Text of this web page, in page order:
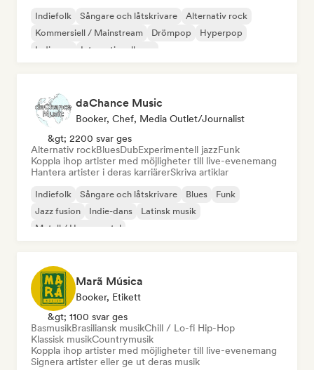
Indiefolk Sångare och låtskrivare
Alternativ rock
Kommersiell / Mainstream
Drömpop
Hyperpop
Indiepop
Internationell pop
daChance Music
Booker, Chef, Media Outlet/Journalist
&gt; 2200 svar ges
Alternativ rockBluesDubExperimentell jazzFunk
Koppla ihop artister med möjligheter till live-evenemang
Hantera artister i deras karriärerSkriva artiklar
Indiefolk Sångare och låtskrivare Blues
Funk
Jazz fusion
Indie-dans
Latinsk musik
Metall / Heavy metal
Marã Música
Booker, Etikett
&gt; 1100 svar ges
BasmusikBrasiliansk musikChill / Lo-fi Hip-Hop
Klassisk musikCountrymusik
Koppla ihop artister med möjligheter till live-evenemang
Signera artister eller ge ut deras musik